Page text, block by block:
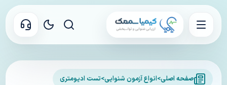
صفحه اصلی>انواع آزمون شنوایی>تست ادیومتری